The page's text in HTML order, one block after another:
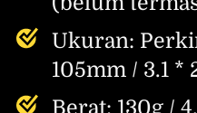
Ukuran:
105mm / 3.1 *
Berat: 130g /